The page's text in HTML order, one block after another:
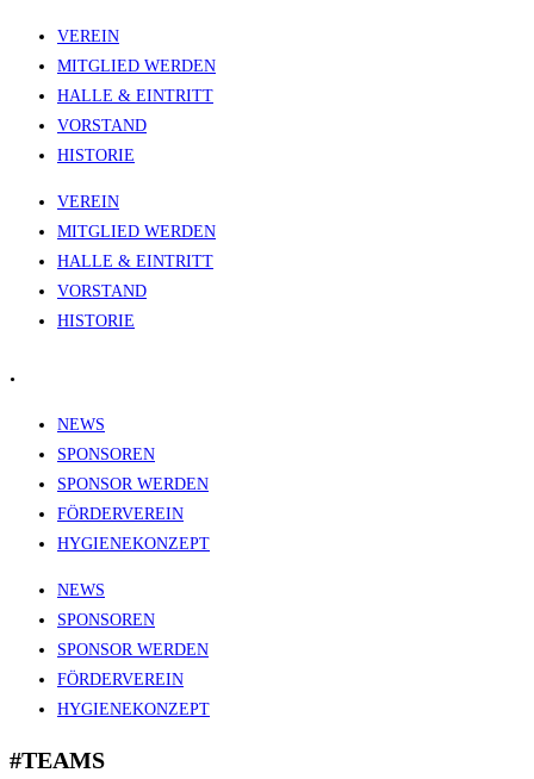
VEREIN
MITGLIED WERDEN
HALLE & EINTRITT
VORSTAND
HISTORIE
VEREIN
MITGLIED WERDEN
HALLE & EINTRITT
VORSTAND
HISTORIE
.
NEWS
SPONSOREN
SPONSOR WERDEN
FÖRDERVEREIN
HYGIENEKONZEPT
NEWS
SPONSOREN
SPONSOR WERDEN
FÖRDERVEREIN
HYGIENEKONZEPT
#TEAMS